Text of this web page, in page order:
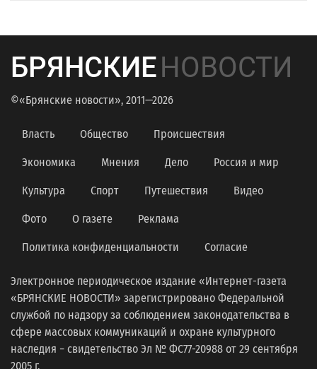
БРЯНСКИЕНОВОСТИ
©«Брянские новости», 2011—2026
Власть Общество Происшествия
Экономика Мнения Дело Россия и мир
Культура Спорт Путешествия Видео
Фото О газете Реклама
Политика конфиденциальности Согласие
Электронное периодическое издание «Интернет-газета
«БРЯНСКИЕ НОВОСТИ» зарегистрировано Федеральной
службой по надзору за соблюдением законодательства в
сфере массовых коммуникаций и охране культурного
наследия − свидетельство Эл № ФС77-20988 от 29 сентября
2005 г.